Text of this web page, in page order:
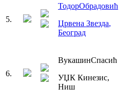
5.
ТодорОбрадовић
Црвена Звезда,
Београд
6.
ВукашинСпасић
УЏК Кинезис,
Ниш